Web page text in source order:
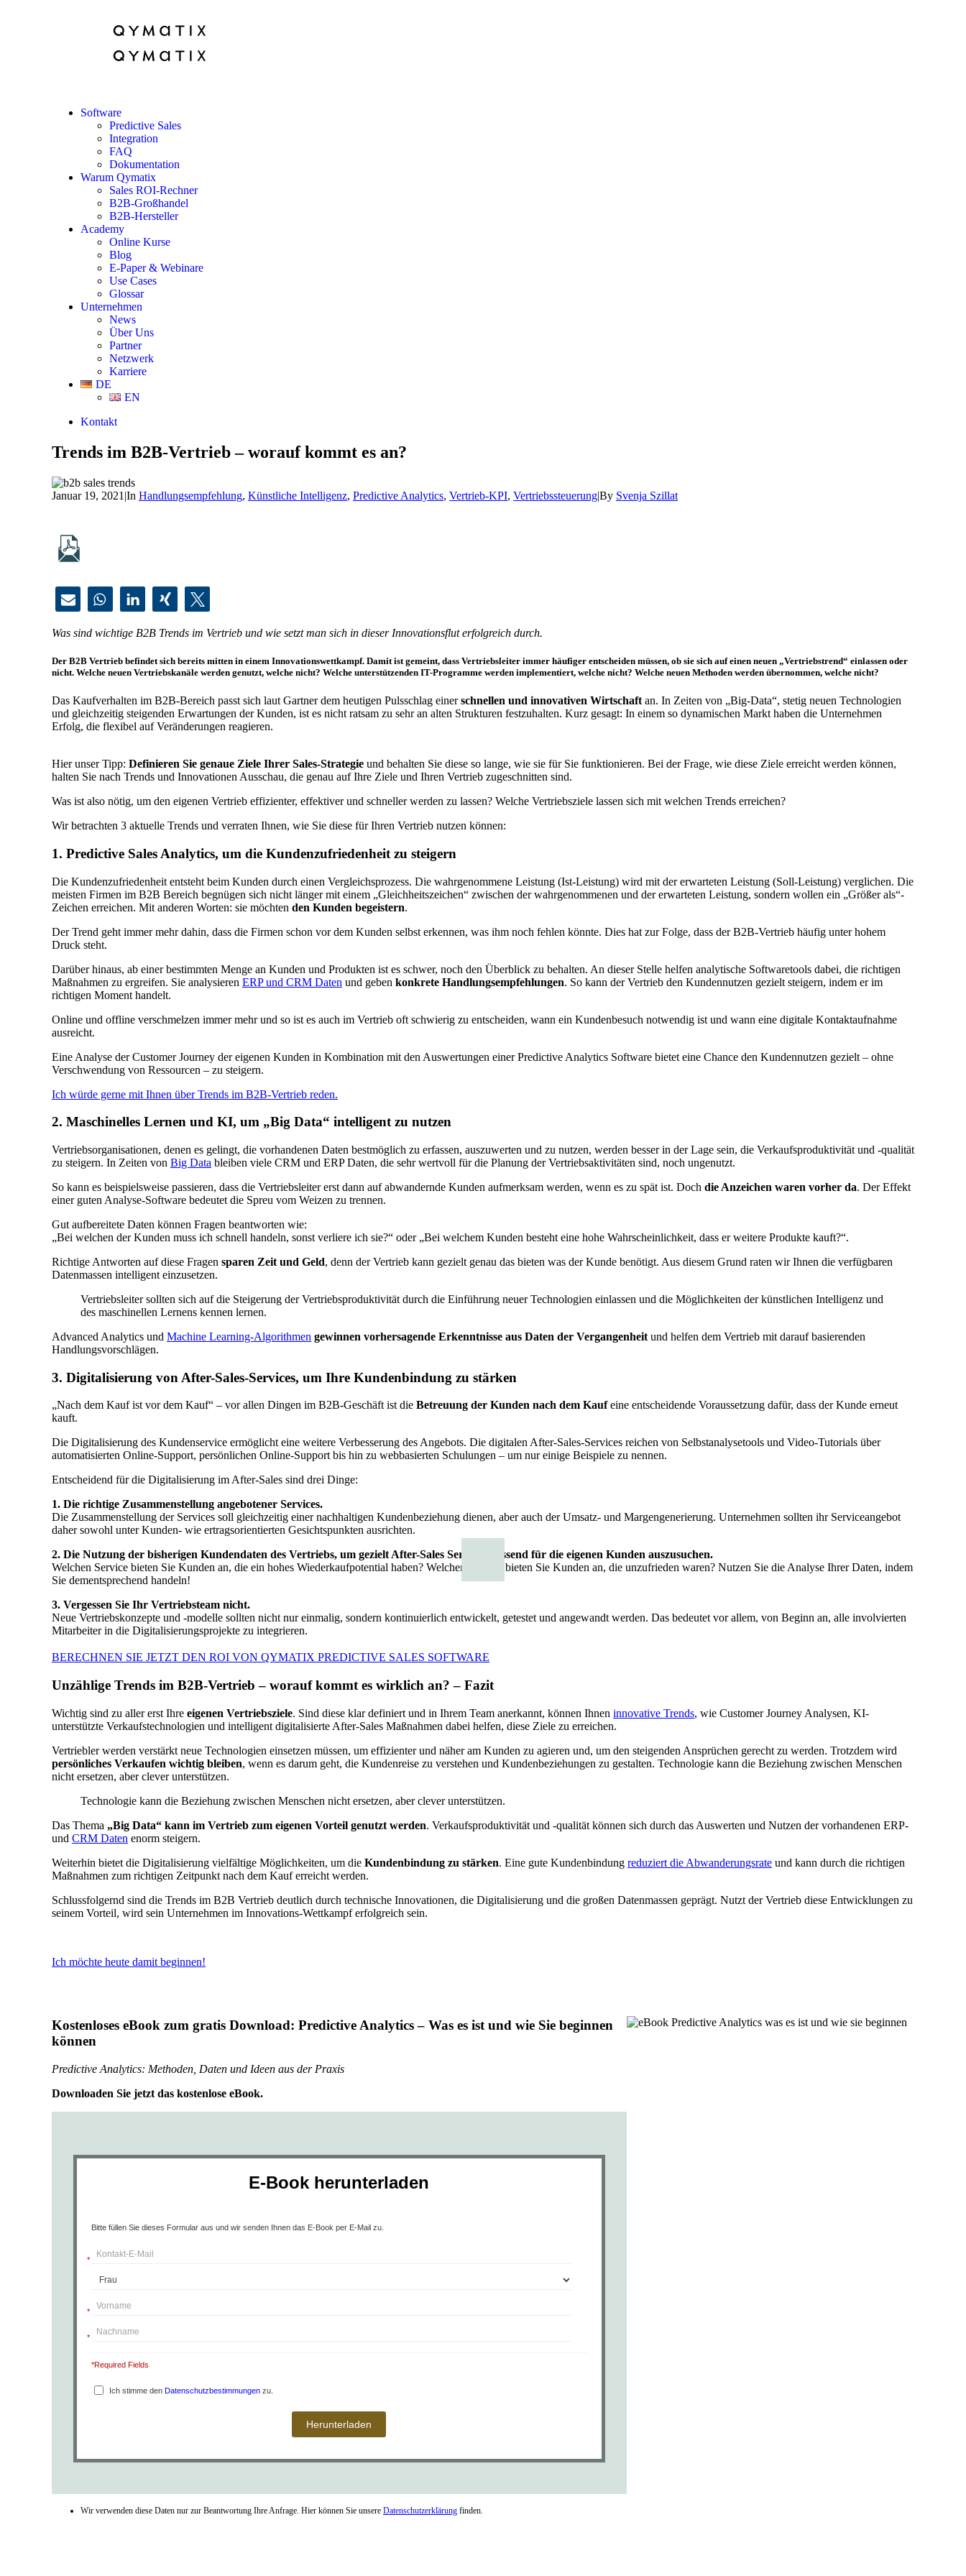
Software
Predictive Sales
Integration
FAQ
Dokumentation
Warum Qymatix
Sales ROI-Rechner
B2B-Großhandel
B2B-Hersteller
Academy
Online Kurse
Blog
E-Paper & Webinare
Use Cases
Glossar
Unternehmen
News
Über Uns
Partner
Netzwerk
Karriere
DE
EN
Kontakt
Trends im B2B-Vertrieb – worauf kommt es an?
Januar 19, 2021 |In Handlungsempfehlung, Künstliche Intelligenz, Predictive Analytics, Vertrieb-KPI, Vertriebssteuerung|By Svenja Szillat
Was sind wichtige B2B Trends im Vertrieb und wie setzt man sich in dieser Innovationsflut erfolgreich durch.
Der B2B Vertrieb befindet sich bereits mitten in einem Innovationswettkampf. Damit ist gemeint, dass Vertriebsleiter immer häufiger entscheiden müssen, ob sie sich auf einen neuen „Vertriebstrend“ einlassen oder
nicht. Welche neuen Vertriebskanäle werden genutzt, welche nicht? Welche unterstützenden IT-Programme werden implementiert, welche nicht? Welche neuen Methoden werden übernommen, welche nicht?
Das Kaufverhalten im B2B-Bereich passt sich laut Gartner dem heutigen Pulsschlag einerschnellen und innovativen Wirtschaft an. In Zeiten von „Big-Data“, stetig neuen Technologien
und gleichzeitig steigenden Erwartungen der Kunden, ist es nicht ratsam zu sehr an alten Strukturen festzuhalten. Kurz gesagt: In einem so dynamischen Markt haben die Unternehmen
Erfolg, die flexibel auf Veränderungen reagieren.
Hier unser Tipp: Definieren Sie genaue Ziele Ihrer Sales-Strategie und behalten Sie diese so lange, wie sie für Sie funktionieren. Bei der Frage, wie diese Ziele erreicht werden können,
halten Sie nach Trends und Innovationen Ausschau, die genau auf Ihre Ziele und Ihren Vertrieb zugeschnitten sind.
Was ist also nötig, um den eigenen Vertrieb effizienter, effektiver und schneller werden zu lassen? Welche Vertriebsziele lassen sich mit welchen Trends erreichen?
Wir betrachten 3 aktuelle Trends und verraten Ihnen, wie Sie diese für Ihren Vertrieb nutzen können:
1. Predictive Sales Analytics, um die Kundenzufriedenheit zu steigern
Die Kundenzufriedenheit entsteht beim Kunden durch einen Vergleichsprozess. Die wahrgenommene Leistung (Ist-Leistung) wird mit der erwarteten Leistung (Soll-Leistung) verglichen. Die
meisten Firmen im B2B Bereich begnügen sich nicht länger mit einem „Gleichheitszeichen“ zwischen der wahrgenommenen und der erwarteten Leistung, sondern wollen ein „Größer als“-
Zeichen erreichen. Mit anderen Worten: sie möchten den Kunden begeistern.
Der Trend geht immer mehr dahin, dass die Firmen schon vor dem Kunden selbst erkennen, was ihm noch fehlen könnte. Dies hat zur Folge, dass der B2B-Vertrieb häufig unter hohem
Druck steht.
Darüber hinaus, ab einer bestimmten Menge an Kunden und Produkten ist es schwer, noch den Überblick zu behalten. An dieser Stelle helfen analytische Softwaretools dabei, die richtigen
Maßnahmen zu ergreifen. Sie analysieren ERP und CRM Daten und geben konkrete Handlungsempfehlungen. So kann der Vertrieb den Kundennutzen gezielt steigern, indem er im
richtigen Moment handelt.
Online und offline verschmelzen immer mehr und so ist es auch im Vertrieb oft schwierig zu entscheiden, wann ein Kundenbesuch notwendig ist und wann eine digitale Kontaktaufnahme
ausreicht.
Eine Analyse der Customer Journey der eigenen Kunden in Kombination mit den Auswertungen einer Predictive Analytics Software bietet eine Chance den Kundennutzen gezielt – ohne
Verschwendung von Ressourcen – zu steigern.
Ich würde gerne mit Ihnen über Trends im B2B-Vertrieb reden.
2. Maschinelles Lernen und KI, um „Big Data“ intelligent zu nutzen
Vertriebsorganisationen, denen es gelingt, die vorhandenen Daten bestmöglich zu erfassen, auszuwerten und zu nutzen, werden besser in der Lage sein, die Verkaufsproduktivität und -qualität
zu steigern. In Zeiten von Big Data bleiben viele CRM und ERP Daten, die sehr wertvoll für die Planung der Vertriebsaktivitäten sind, noch ungenutzt.
So kann es beispielsweise passieren, dass die Vertriebsleiter erst dann auf abwandernde Kunden aufmerksam werden, wenn es zu spät ist. Doch die Anzeichen waren vorher da. Der Effekt
einer guten Analyse-Software bedeutet die Spreu vom Weizen zu trennen.
Gut aufbereitete Daten können Fragen beantworten wie:
„Bei welchen der Kunden muss ich schnell handeln, sonst verliere ich sie?“ oder „Bei welchem Kunden besteht eine hohe Wahrscheinlichkeit, dass er weitere Produkte kauft?“.
Richtige Antworten auf diese Fragen sparen Zeit und Geld, denn der Vertrieb kann gezielt genau das bieten was der Kunde benötigt. Aus diesem Grund raten wir Ihnen die verfügbaren
Datenmassen intelligent einzusetzen.
Vertriebsleiter sollten sich auf die Steigerung der Vertriebsproduktivität durch die Einführung neuer Technologien einlassen und die Möglichkeiten der künstlichen Intelligenz und
des maschinellen Lernens kennen lernen.
Advanced Analytics und Machine Learning-Algorithmen gewinnen vorhersagende Erkenntnisse aus Daten der Vergangenheit und helfen dem Vertrieb mit darauf basierenden
Handlungsvorschlägen.
3. Digitalisierung von After-Sales-Services, um Ihre Kundenbindung zu stärken
„Nach dem Kauf ist vor dem Kauf“ – vor allen Dingen im B2B-Geschäft ist die Betreuung der Kunden nach dem Kaufeine entscheidende Voraussetzung dafür, dass der Kunde erneut
kauft.
Die Digitalisierung des Kundenservice ermöglicht eine weitere Verbesserung des Angebots. Die digitalen After-Sales-Services reichen von Selbstanalysetools und Video-Tutorials über
automatisierten Online-Support, persönlichen Online-Support bis hin zu webbasierten Schulungen – um nur einige Beispiele zu nennen.
Entscheidend für die Digitalisierung im After-Sales sind drei Dinge:
1. Die richtige Zusammenstellung angebotener Services.
Die Zusammenstellung der Services soll gleichzeitig einer nachhaltigen Kundenbeziehung dienen, aber auch der Umsatz- und Margengenerierung. Unternehmen sollten ihr Serviceangebot
daher sowohl unter Kunden- wie ertragsorientierten Gesichtspunkten ausrichten.
2. Die Nutzung der bisherigen Kundendaten des Vertriebs, um gezielt After-Sales Services passend für die eigenen Kunden auszusuchen.
Welchen Service bieten Sie Kunden an, die ein hohes Wiederkaufpotential haben? Welchen Service bieten Sie Kunden an, die unzufrieden waren? Nutzen Sie die Analyse Ihrer Daten, indem
Sie dementsprechend handeln!
3. Vergessen Sie Ihr Vertriebsteam nicht.
Neue Vertriebskonzepte und -modelle sollten nicht nur einmalig, sondern kontinuierlich entwickelt, getestet und angewandt werden. Das bedeutet vor allem, von Beginn an, alle involvierten
Mitarbeiter in die Digitalisierungsprojekte zu integrieren.
BERECHNEN SIE JETZT DEN ROI VON QYMATIX PREDICTIVE SALES SOFTWARE
Unzählige Trends im B2B-Vertrieb – worauf kommt es wirklich an? – Fazit
Wichtig sind zu aller erst Ihre eigenen Vertriebsziele. Sind diese klar definiert und in Ihrem Team anerkannt, können Ihnen innovative Trends, wie Customer Journey Analysen, KI-
unterstützte Verkaufstechnologien und intelligent digitalisierte After-Sales Maßnahmen dabei helfen, diese Ziele zu erreichen.
Vertriebler werden verstärkt neue Technologien einsetzen müssen, um effizienter und näher am Kunden zu agieren und, um den steigenden Ansprüchen gerecht zu werden. Trotzdem wird
persönliches Verkaufen wichtig bleiben, wenn es darum geht, die Kundenreise zu verstehen und Kundenbeziehungen zu gestalten. Technologie kann die Beziehung zwischen Menschen
nicht ersetzen, aber clever unterstützen.
Technologie kann die Beziehung zwischen Menschen nicht ersetzen, aber clever unterstützen.
Das Thema „Big Data“ kann im Vertrieb zum eigenen Vorteil genutzt werden. Verkaufsproduktivität und -qualität können sich durch das Auswerten und Nutzen der vorhandenen ERP-
und CRM Daten enorm steigern.
Weiterhin bietet die Digitalisierung vielfältige Möglichkeiten, um die Kundenbindung zu stärken. Eine gute Kundenbindung reduziert die Abwanderungsrate und kann durch die richtigen
Maßnahmen zum richtigen Zeitpunkt nach dem Kauf erreicht werden.
Schlussfolgernd sind die Trends im B2B Vertrieb deutlich durch technische Innovationen, die Digitalisierung und die großen Datenmassen geprägt. Nutzt der Vertrieb diese Entwicklungen zu
seinem Vorteil, wird sein Unternehmen im Innovations-Wettkampf erfolgreich sein.
Ich möchte heute damit beginnen!
Kostenloses eBook zum gratis Download: Predictive Analytics – Was es ist und wie Sie beginnen
können
Predictive Analytics: Methoden, Daten und Ideen aus der Praxis
Downloaden Sie jetzt das kostenlose eBook.
E-Book herunterladen
Bitte füllen Sie dieses Formular aus und wir senden Ihnen das E-Book per E-Mail zu.
*
*
*
*Required Fields
Ich stimme den Datenschutzbestimmungen zu.
Wir verwenden diese Daten nur zur Beantwortung Ihre Anfrage. Hier können Sie unsere Datenschutzerklärung finden.